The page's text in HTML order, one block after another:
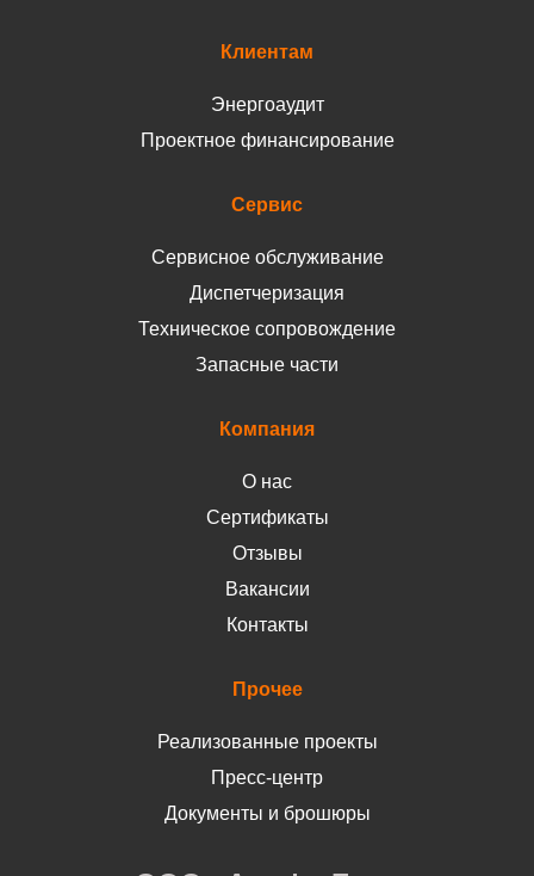
Клиентам
Энергоаудит
Проектное финансирование
Сервис
Сервисное обслуживание
Диспетчеризация
Техническое сопровождение
Запасные части
Компания
О нас
Сертификаты
Отзывы
Вакансии
Контакты
Прочее
Реализованные проекты
Пресс-центр
Документы и брошюры